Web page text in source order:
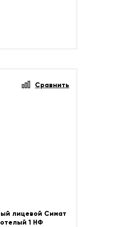
Сравнить
лицевой Симат
1 НФ